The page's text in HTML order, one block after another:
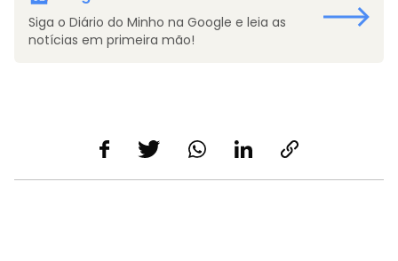
Siga o Diário do Minho na Google e leia as
notícias em primeira mão!